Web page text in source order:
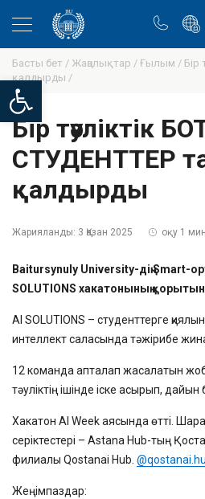
Open toolbar
Басты бет / Жаңалықтар / Ғылым / Бір
қалдырды /
Бір тәуліктік
СТУДЕНТТЕР
қалдырды
Жарияланды: 3 Қазан 2025 оқу 1 мин
Baitursynuly University-дің Smart-
SOLUTIONS хакатонының
AI SOLUTIONS – студенттерге
интеллект саласында тәжірибе
12 команда апталап жасалатын
тәуліктің ішінде іске асырып, дайын
Хакатон AI Week аясында өтті.
серіктестері – Astana Hub-тың
филиалы Qostanai Hub.
Жеңімпаздар: